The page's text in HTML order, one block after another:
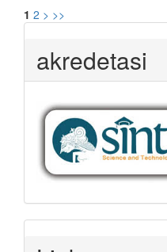
1 2 > >>
akredetasi